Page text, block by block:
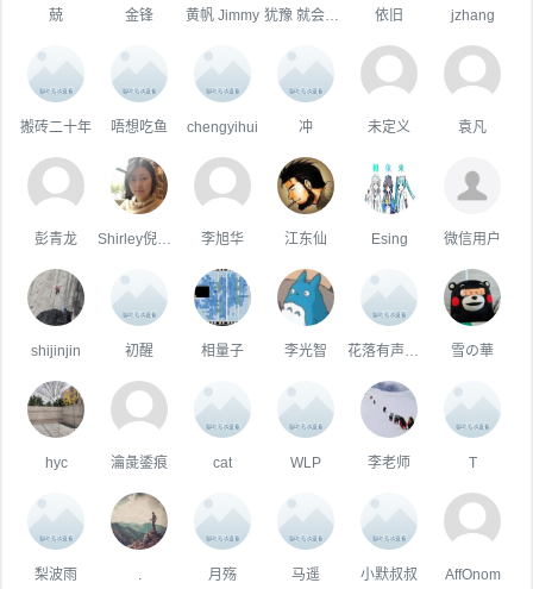
兢 金锋 黄帆 Jimmy 依旧 jzhang
搬砖二十年 唔想吃鱼 chengyihui 冲 未定义 袁凡
彭青龙 李旭华 江东仙 Esing 微信用户
shijinjin 初醒 相量子 李光智 雪の華
hyc 瀹彘鋈痕 cat WLP 李老师 T
梨波雨 月殇 马遥 小默叔叔 AffOnom